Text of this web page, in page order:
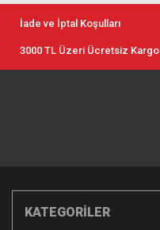
İade ve İptal Koşulları
3000 TL Üzeri Ücretsiz Kargo
KATEGORİLER